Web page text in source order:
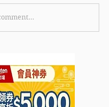
運通白金卡優惠】
通白金卡限時全新
惠至2026年6月30